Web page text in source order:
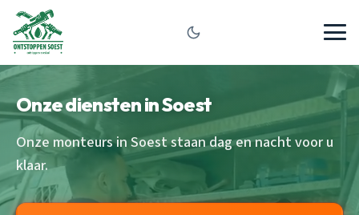
Onze diensten in Soest
Onze monteurs in Soest staan dag en nacht voor u
klaar.